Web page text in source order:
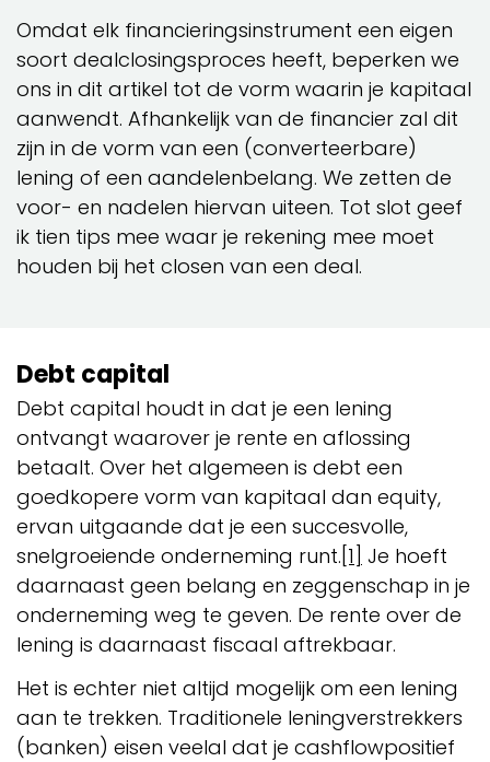
Omdat elk financieringsinstrument een eigen
soort dealclosingsproces heeft, beperken we
ons in dit artikel tot de vorm waarin je kapitaal
aanwendt. Afhankelijk van de financier zal dit
zijn in de vorm van een (converteerbare)
lening of een aandelenbelang. We zetten de
voor- en nadelen hiervan uiteen. Tot slot geef
ik tien tips mee waar je rekening mee moet
houden bij het closen van een deal.
Debt capital
Debt capital houdt in dat je een lening
ontvangt waarover je rente en aflossing
betaalt. Over het algemeen is debt een
goedkopere vorm van kapitaal dan equity,
ervan uitgaande dat je een succesvolle,
snelgroeiende onderneming runt.[1] Je hoeft
daarnaast geen belang en zeggenschap in je
onderneming weg te geven. De rente over de
lening is daarnaast fiscaal aftrekbaar.
Het is echter niet altijd mogelijk om een lening
aan te trekken. Traditionele leningverstrekkers
(banken) eisen veelal dat je cashflowpositief